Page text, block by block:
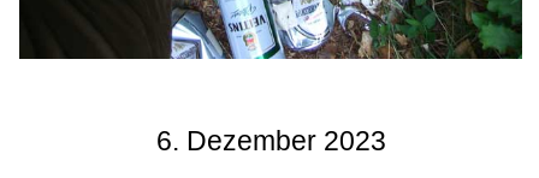
6. Dezember 2023